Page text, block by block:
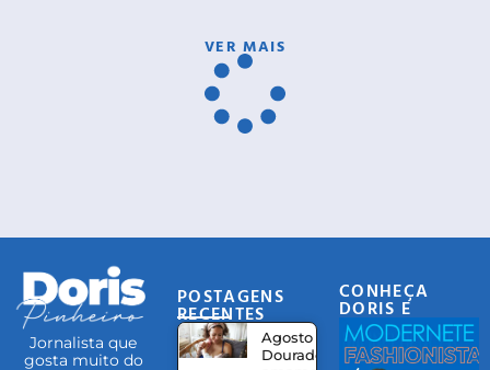
VER MAIS
Jornalista que
gosta muito do
POSTAGENS
RECENTES
Agosto
Dourado:
CONHEÇA
DORIS E
EQUIPE